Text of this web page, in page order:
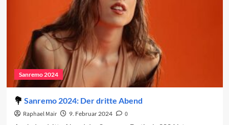
Sanremo 2024
Sanremo 2024: Der dritte Abend
Raphael Mair 9. Februar 2024
0